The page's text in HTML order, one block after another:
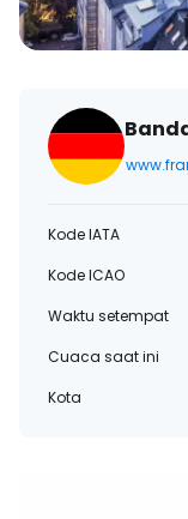
Kode IATA
Kode ICAO
Waktu setempat
Cuaca saat ini
Kota